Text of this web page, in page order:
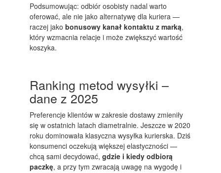
Podsumowując: odbiór osobisty nadal warto
oferować, ale nie jako alternatywę dla kuriera —
raczej jako bonusowy kanał kontaktu z marką,
który wzmacnia relacje i może zwiększyć wartość
koszyka.
Ranking metod wysyłki –
dane z 2025
Preferencje klientów w zakresie dostawy zmieniły
się w ostatnich latach diametralnie. Jeszcze w 2020
roku dominowała klasyczna wysyłka kurierska. Dziś
konsumenci oczekują większej elastyczności —
chcą sami decydować, gdzie i kiedy odbiorą
paczkę, a przy tym zwracają uwagę na wygodę i